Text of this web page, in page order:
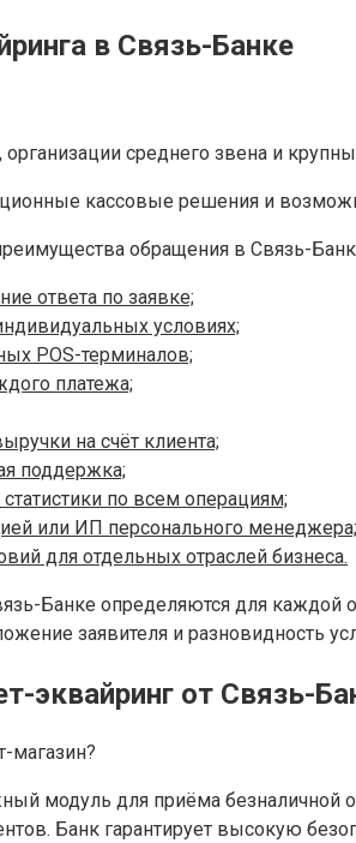
в Связь-Банке
организации среднего звена и
кассовые решения и
обращения в Связь-
ответа по заявке;
условиях;
POS-терминалов;
платежа;
на счёт клиента;
поддержка;
по всем операциям;
или ИП персонального менеджера;
для отдельных отраслей бизнеса.
Банке определяются для
заявителя и разновидность
эквайринг от Связь-
магазин?
модуль для приёма
Банк гарантирует высокую